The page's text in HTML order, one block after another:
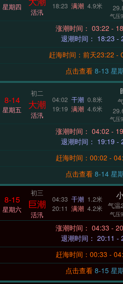
星期四
活汛
18:23 满潮 4.9米
气压
涨潮时间：
退潮时间：
赶海时间：前天23:22 -
点击查看
8-13
8-14
星期五
初二
大潮
活汛
04:02 干潮 0.8米
19:19 满潮 4.6米
气压
涨潮时间：
退潮时间：
赶海时间：00:02 -
点击查看
8-14
8-15
星期六
初三
巨潮
活汛
04:33 干潮 1.2米
20:11 满潮 4.2米 气温
气压
涨潮时间：
退潮时间：
赶海时间：00:33 -
点击查看
8-15